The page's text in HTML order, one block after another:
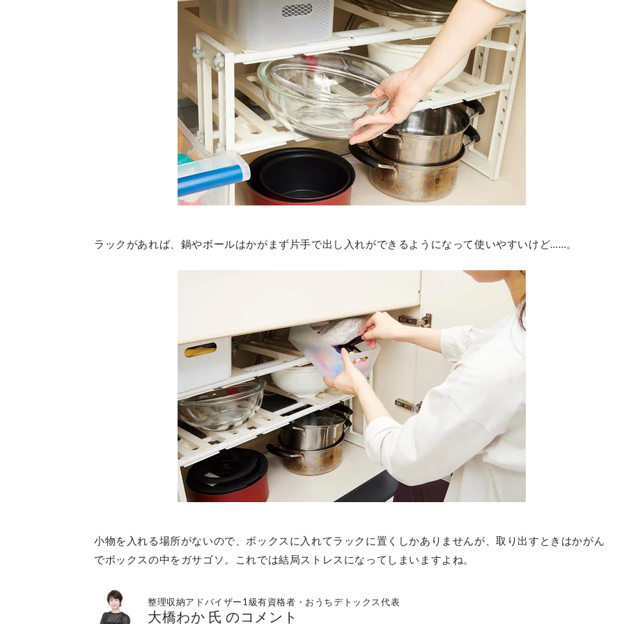
ラックがあれば、鍋やボールはかがまず片手で出し入れができるようになって使いやすいけど……。
小物を入れる場所がないので、ボックスに入れてラックに置くしかありませんが、取り出すときはかがん
でボックスの中をガサゴソ。これでは結局ストレスになってしまいますよね。
整理収納アドバイザー1級有資格者・おうちデトックス代表
大橋わか 氏 のコメント